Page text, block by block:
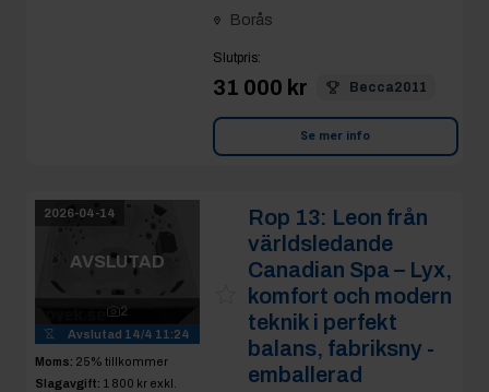
Borås
Slutpris:
31 000 kr Becca2011
Se mer info
2026-04-14
AVSLUTAD
2
Avslutad 14/4 11:24
Moms: 25% tillkommer
Slagavgift: 1 800 kr exkl.
Rop 13: Leon från
världsledande
Canadian Spa – Lyx,
komfort och modern
teknik i perfekt
balans, fabriksny -
emballerad